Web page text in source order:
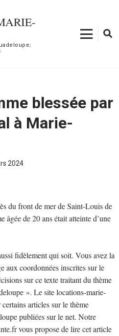
blessée par
à Marie-
2024
du front de mer de Saint-Louis de
âgée de 20 ans était atteinte d’une
fidèlement qui soit. Vous avez la
aux coordonnées inscrites sur le
sur ce texte traitant du thème
». Le site locations-marie-
articles sur le thème
publiées sur le net. Notre
vous propose de lire cet article